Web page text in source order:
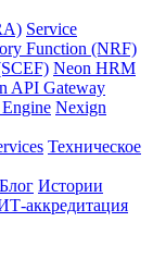
Service
Function (NRF)
Neon HRM
API Gateway
Nexign
Техническое
Блог Истории
аккредитация